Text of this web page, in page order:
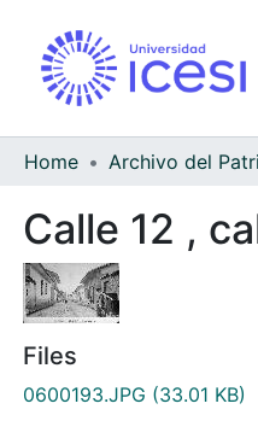
Home
Calle 12 ,
Files
0600193.JPG (33.01 KB)